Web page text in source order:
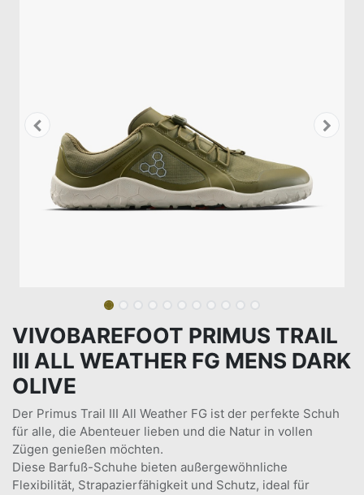
VIVOBAREFOOT PRIMUS TRAIL
III ALL WEATHER FG MENS DARK
OLIVE
Der Primus Trail III All Weather FG ist der perfekte Schuh
für alle, die Abenteuer lieben und die Natur in vollen
Zügen genießen möchten.
Diese Barfuß-Schuhe bieten außergewöhnliche
Flexibilität, Strapazierfähigkeit und Schutz, ideal für